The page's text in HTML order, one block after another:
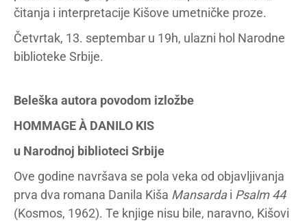
čitanja i interpretacije Kišove umetničke proze.
Četvrtak, 13. septembar u 19h, ulazni hol Narodne
biblioteke Srbije.
Beleška autora povodom izložbe
HOMMAGE À DANILO KIS
u Narodnoj biblioteci Srbije
Ove godine navršava se pola veka od objavljivanja
prva dva romana Danila Kiša Mansardai Psalm 44
(Kosmos, 1962). Te knjige nisu bile, naravno, Kišovi